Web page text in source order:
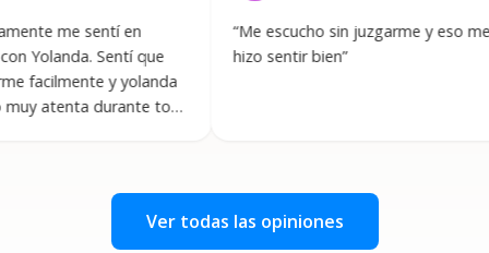
sentí en
Sentí que
y yolanda
durante toda
Me escucho sin juzgarme y eso me
hizo sentir bien”
“
Ver todas las opiniones